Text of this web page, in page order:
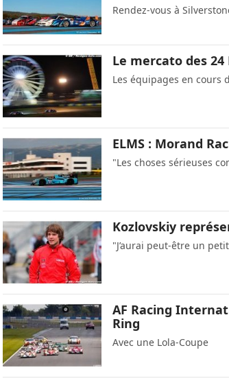
Rendez-vous à
Le mercato des
Les équipages en cours
ELMS : Morand
"Les choses sérieuses
Kozlovskiy
"J’aurai peut-être un
AF Racing
Ring
Avec une Lola-Coupe